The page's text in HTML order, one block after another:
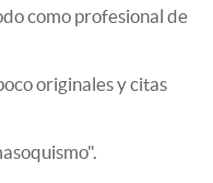
como profesional de
originales y citas